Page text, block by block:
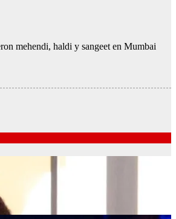
mehendi, haldi y sangeet en Mumbai